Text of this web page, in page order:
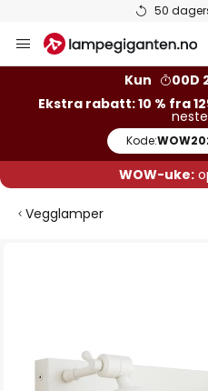
50
Hopp
til
Kun
00D
Ekstra rabatt: 10 % fra
Kode:
WOW-uke:
Vegglamper